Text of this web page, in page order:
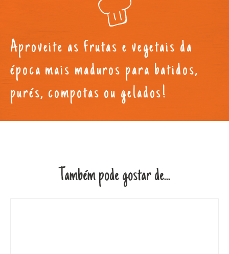
Aproveite as frutas e vegetais da
época mais maduros para batidos,
purés, compotas ou gelados!
Também pode gostar de...